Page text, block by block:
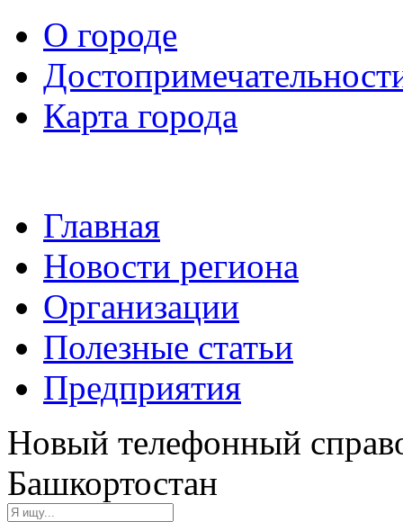
О городе
Карта города
Главная
Новости региона
Организации
Полезные статьи
Предприятия
Новый телефонный
Башкортостан